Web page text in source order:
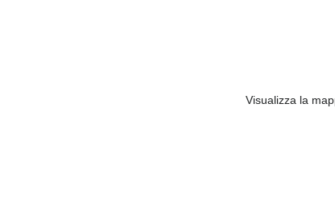
Visualizza la